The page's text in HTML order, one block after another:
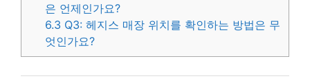
은 언제인가요?
6.3 Q3: 헤지스 매장 위치를 확인하는 방법은 무
엇인가요?